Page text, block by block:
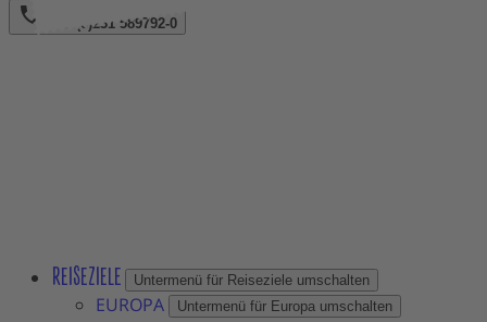
+49 (0)231 589792-0
REISEZIELE Untermenü für Reiseziele umschalten
EUROPA Untermenü für Europa umschalten